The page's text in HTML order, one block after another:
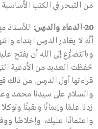
من التبحر في الكتب الأساسية
20- الدعاء والدرس: للأستاذ
أنَّه لا يغادر الدرس ابتداء
وبالتضرُّع إلى الله أن يفتح
حُفظت العديد من الأدعية
قراءتها أول الدرس. من ذلك
والسلام على سيدنا محمد
زدنا علمًا وإيمانًا ويقينًا
واعتمادًا عليك، وإخلاصًا